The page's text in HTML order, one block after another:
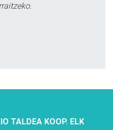
TALDEA KOOP. ELK